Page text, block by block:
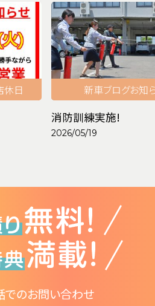
休日 新車ブログお知
消防訓練実施!
2026/05/19
でのお問い合わせ